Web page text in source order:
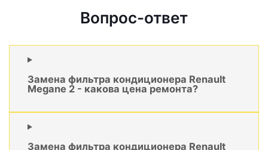
Вопрос-ответ
Замена фильтра кондиционера Renault
Megane 2 - какова цена ремонта?
Замена фильтра кондиционера Renault